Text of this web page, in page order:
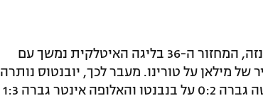
אחרי שנאפולי דרסה אמש (שלישי) 1:5 את אודינזה, המחזור ה-36 בליגה האיטלקית נמשך עם
נוספים, כשבמוקד ה-0:7 האדיר של מילאן על טורינו. מעבר לכך, יובנטוס נותרה
במקום החמישי, למרות 1:3 על ססואלו, אטאלנטה גברה 0:2 על בנבנטו והאלופה אינטר גברה 1:3